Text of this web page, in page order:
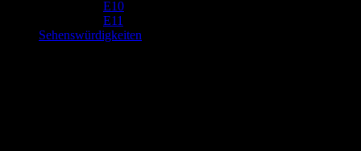
E10
E11
Sehenswürdigkeiten